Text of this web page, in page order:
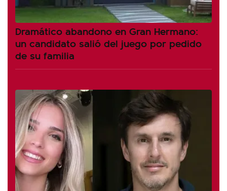
Dramático abandono en Gran Hermano:
un candidato salió del juego por pedido
de su familia